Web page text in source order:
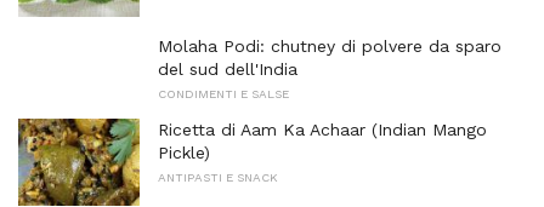
Molaha Podi: chutney di polvere da sparo
del sud dell'India
CONDIMENTI E SALSE
Ricetta di Aam Ka Achaar (Indian Mango
Pickle)
ANTIPASTI E SNACK